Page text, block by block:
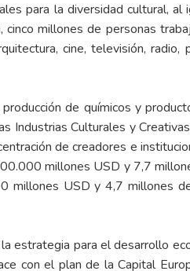
para la diversidad cultural, al
millones de personas
cine, televisión, radio,
de químicos y
Culturales y
de creadores e
millones USD y 7,7
millones USD y 4,7 millones
estrategia para el desarrollo
con el plan de la Capital